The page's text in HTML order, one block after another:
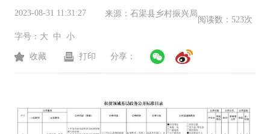
2023-08-31 11:31:27 来源： 石渠县乡村振兴局
阅读数： 523次
字号： 大 中 小
收藏 打印 分享：